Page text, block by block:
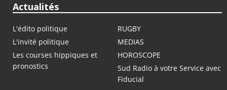
Actualités
L'édito politique
RUGBY
L'invité politique
MEDIAS
Les courses hippiques et
pronostics
HOROSCOPE
Sud Radio à votre Service avec
Fiducial